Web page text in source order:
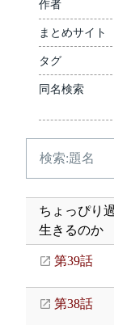
作者
まとめサイト
タグ
同名検索
ちょっぴり
生きるのか
第39話
第38話